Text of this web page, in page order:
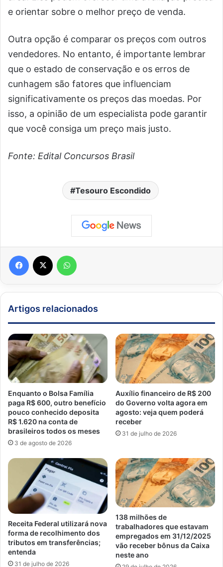
e orientar sobre o melhor preço de venda.
Outra opção é comparar os preços com outros
vendedores. No entanto, é importante lembrar
que o estado de conservação e os erros de
cunhagem são fatores que influenciam
significativamente os preços das moedas. Por
isso, a opinião de um especialista pode garantir
que você consiga um preço mais justo.
Fonte: Edital Concursos Brasil
Tesouro Escondido
Facebook
Artigos relacionados
Enquanto o Bolsa Família
paga R$ 600, outro benefício
pouco conhecido deposita
R$ 1.620 na conta de
brasileiros todos os meses
3 de agosto de 2026
Auxílio financeiro de R$ 200
do Governo volta agora em
agosto: veja quem poderá
receber
31 de julho de 2026
Receita Federal utilizará nova
forma de recolhimento dos
tributos em transferências;
entenda
31 de julho de 2026
138 milhões de
trabalhadores que estavam
empregados em 31/12/2025
vão receber bônus da Caixa
neste ano